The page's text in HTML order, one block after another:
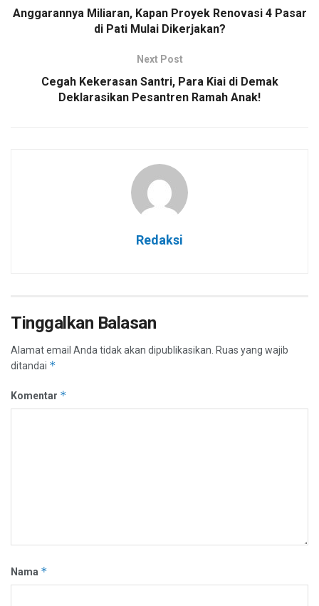
Anggarannya Miliaran, Kapan Proyek Renovasi 4 Pasar
di Pati Mulai Dikerjakan?
Next Post
Cegah Kekerasan Santri, Para Kiai di Demak
Deklarasikan Pesantren Ramah Anak!
Redaksi
Tinggalkan Balasan
Alamat email Anda tidak akan dipublikasikan. Ruas yang wajib
ditandai *
Komentar *
Nama *